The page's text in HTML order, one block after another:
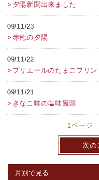
夕陽新聞出来ました
09/11/23
赤穂の夕陽
09/11/22
プリエールのたまごプリン
09/11/21
きなこ味の塩味饅頭
1ページ
次